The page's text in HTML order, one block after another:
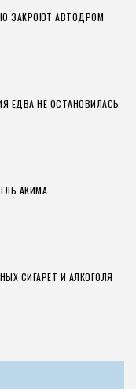
ЗАКРОЮТ АВТОДРОМ
ЕДВА НЕ ОСТАНОВИЛАСЬ
АКИМА
СИГАРЕТ И АЛКОГОЛЯ